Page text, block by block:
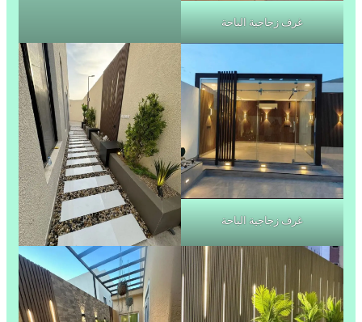
غرف زجاجية الباحة
غرف زجاجية الباحة